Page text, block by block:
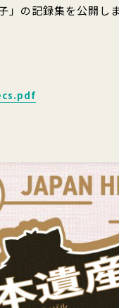
の記録集を公開しま